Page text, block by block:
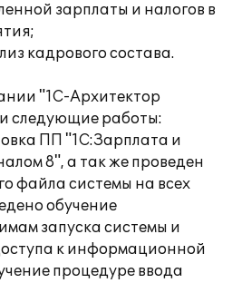
зарплаты и налогов в
кадрового состава.
"1С-Архитектор
следующие работы:
ПП "1С:Зарплата и
8", а так же проведен
файла системы на всех
обучение
запуска системы и
к информационной
процедуре ввода